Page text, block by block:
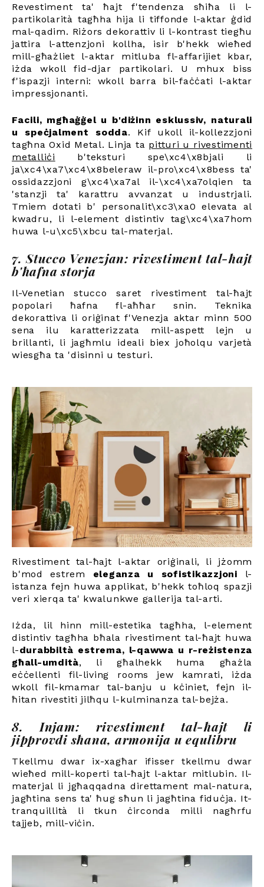
Revestiment ta' ħajt f'tendenza sħiħa li l-
partikolarità tagħha hija li tiffonde l-aktar ġdid
mal-qadim. Riżors dekorattiv li l-kontrast tiegħu
jattira l-attenzjoni kollha, isir b'hekk wieħed
mill-għażliet l-aktar mitluba fl-affarijiet kbar,
iżda wkoll fid-djar partikolari. U mhux biss
f'ispazji interni: wkoll barra bil-faċċati l-aktar
impressjonanti.
Facili, mgħaġġel u b'diżinn esklussiv, naturali
u speċjalment sodda. Kif ukoll il-kollezzjoni
tagħna Oxid Metal. Linja ta pitturi u rivestimenti
metalliċi
b'teksturi spe\xc4\x8bjali li
ja\xc4\xa7\xc4\x8beleraw il-pro\xc4\x8bess ta'
ossidazzjoni g\xc4\xa7al il-\xc4\xa7olqien ta
'stanzji ta' karattru avvanzat u industrjali.
Tmiem dotati b' personalit\xc3\xa0 elevata al
kwadru, li l-element distintiv tag\xc4\xa7hom
huwa l-u\xc5\xbcu tal-materjal.
7. Stucco Venezjan: rivestiment tal-ħajt
b'ħafna storja
Il-Venetian stucco saret rivestiment tal-ħajt
popolari ħafna fl-aħħar snin. Teknika
dekorattiva li oriġinat f'Venezja aktar minn 500
sena ilu karatterizzata mill-aspett lejn u
brillanti, li jagħmlu ideali biex joħolqu varjetà
wiesgħa ta 'disinni u testuri.
Rivestiment tal-ħajt l-aktar oriġinali, li jżomm
b'mod estrem eleganza u sofistikazzjoni l-
istanza fejn huwa applikat, b'hekk toħloq spazji
veri xierqa ta' kwalunkwe gallerija tal-arti.
Iżda, lil hinn mill-estetika tagħha, l-element
distintiv tagħha bħala rivestiment tal-ħajt huwa
l-durabbiltà estrema, l-qawwa u r-reżistenza
għall-umdità, li għalhekk huma għażla
eċċellenti fil-living rooms jew kamrati, iżda
wkoll fil-kmamar tal-banju u kċiniet, fejn il-
ħitan rivestiti jilħqu l-kulminanza tal-bejża.
8. Injam: rivestiment tal-ħajt li
jipprovdi sħana, armonija u equlibru
Tkellmu dwar ix-xagħar ifisser tkellmu dwar
wieħed mill-koperti tal-ħajt l-aktar mitlubin. Il-
materjal li jgħaqqadna direttament mal-natura,
jagħtina sens ta' ħug sħun li jagħtina fiduċja. It-
tranquillità li tkun ċirconda milli nagħrfu
tajjeb, mill-viċin.